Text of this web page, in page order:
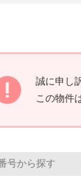
誠に申し
この物件